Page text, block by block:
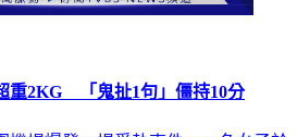
重2KG 「鬼扯1句」僵持10分